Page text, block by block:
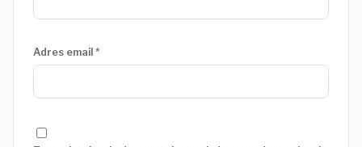
Adres email *